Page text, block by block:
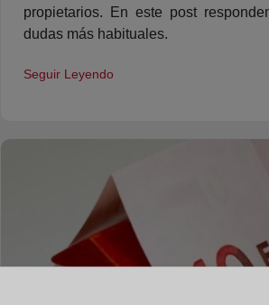
propietarios. En este post
dudas más habituales.
Seguir Leyendo